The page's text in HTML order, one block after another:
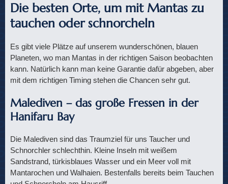
Die besten Orte, um mit Mantas zu
tauchen oder schnorcheln
Es gibt viele Plätze auf unserem wunderschönen, blauen
Planeten, wo man Mantas in der richtigen Saison beobachten
kann. Natürlich kann man keine Garantie dafür abgeben, aber
mit dem richtigen Timing stehen die Chancen sehr gut.
Malediven – das große Fressen in der
Hanifaru Bay
Die Malediven sind das Traumziel für uns Taucher und
Schnorchler schlechthin. Kleine Inseln mit weißem
Sandstrand, türkisblaues Wasser und ein Meer voll mit
Mantarochen und Walhaien. Bestenfalls bereits beim Tauchen